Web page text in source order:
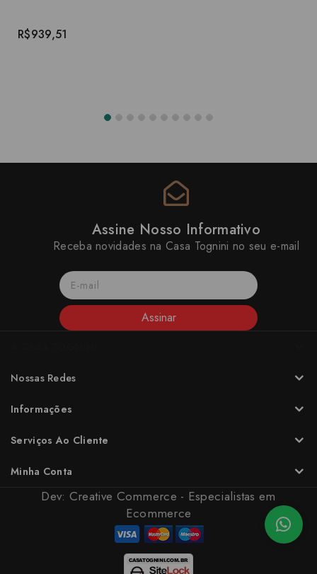
R$939,51
Assine Nosso Informativo
Receba novidades na Casa Tognini no seu e-mail
Assinar
Nossas Redes
Informações
Serviços Ao Cliente
Minha Conta
Dev: Creative Commerce - Especialistas em
Ecommerce